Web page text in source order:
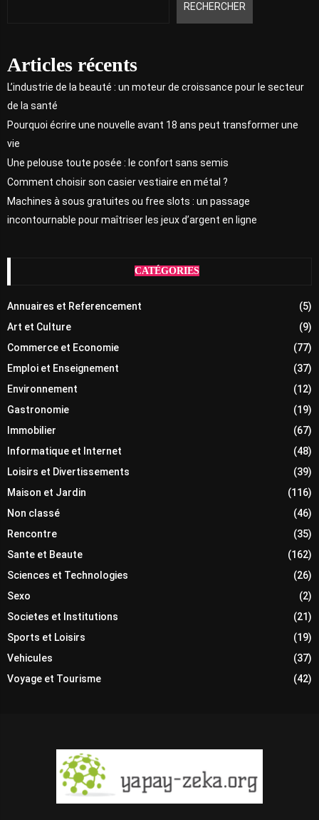
RECHERCHER
Articles récents
L’industrie de la beauté : un moteur de croissance pour le secteur
de la santé
Pourquoi écrire une nouvelle avant 18 ans peut transformer une
vie
Une pelouse toute posée : le confort sans semis
Comment choisir son casier vestiaire en métal ?
Machines à sous gratuites ou free slots : un passage
incontournable pour maîtriser les jeux d’argent en ligne
CATÉGORIES
Annuaires et Referencement
(5)
Art et Culture
(9)
Commerce et Economie
(77)
Emploi et Enseignement
(37)
Environnement
(12)
Gastronomie
(19)
Immobilier
(67)
Informatique et Internet
(48)
Loisirs et Divertissements
(39)
Maison et Jardin
(116)
Non classé
(46)
Rencontre
(35)
Sante et Beaute
(162)
Sciences et Technologies
(26)
Sexo
(2)
Societes et Institutions
(21)
Sports et Loisirs
(19)
Vehicules
(37)
Voyage et Tourisme
(42)